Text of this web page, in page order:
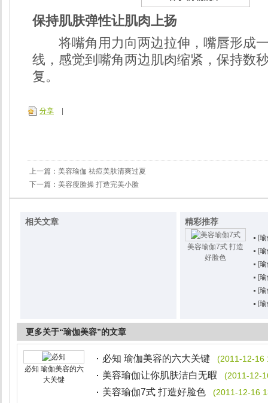
保持肌肤弹性让肌肉上扬
将嘴角用力向两边拉伸，嘴唇形成
线，感觉到嘴角两边肌肉缩紧，保持数
复。
分享
上一篇： 美容瑜伽 祛痘美肤清爽过夏
下一篇： 美容瘦脸操 打造完美小脸
相关文章 精彩推荐
美容瑜伽7式 打造
好脸色
[
[
[
[
[
[
更多关于“瑜伽美容”的文章
必知 瑜伽美容的六
大关键
必知 瑜伽美容的六大关键 (2011-12-16
美容瑜伽让你肌肤洁白无暇 (2011-12-
美容瑜伽7式 打造好脸色 (2011-12-16